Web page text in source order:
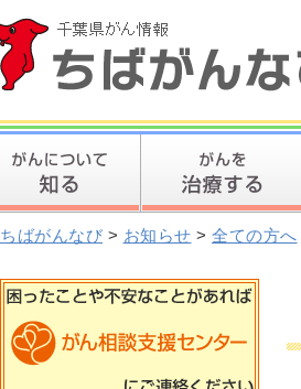
ちばがんなび > お知らせ > 全ての方へ